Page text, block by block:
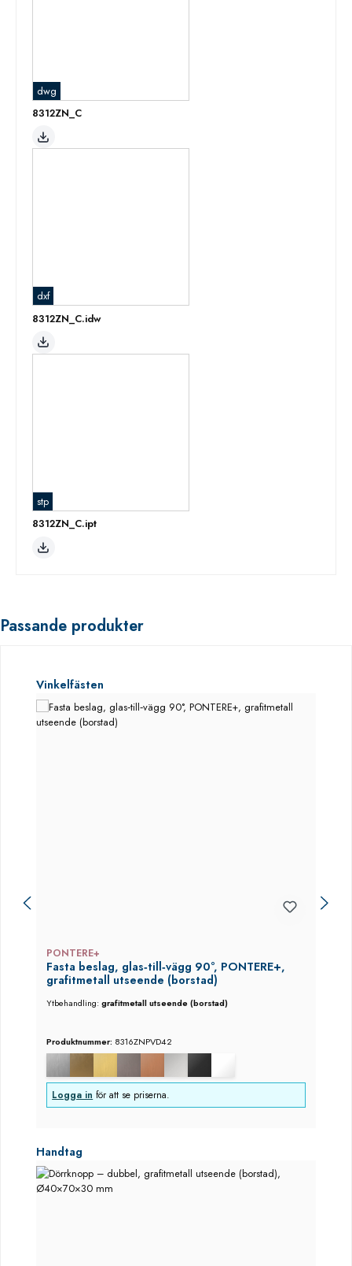
dwg
8312ZN_C
dxf
8312ZN_C.idw
stp
8312ZN_C.ipt
Passande produkter
Hoppa över produktgalleri
Vinkelfästen
PONTERE+
Fasta beslag, glas‑till‑vägg 90°, PONTERE+,
grafitmetall utseende (borstad)
Ytbehandling:grafitmetall utseende (borstad)
Produktnummer: 8316ZNPVD42
Logga in för att se priserna.
Hoppa över produktgalleri
Handtag